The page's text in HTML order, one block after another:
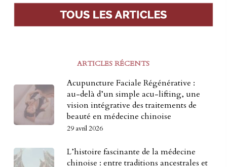
ARTICLES RÉCENTS
Acupuncture Faciale Régénérative :
au-delà d’un simple acu-lifting, une
vision intégrative des traitements de
beauté en médecine chinoise
29 avril 2026
L’histoire fascinante de la médecine
chinoise : entre traditions ancestrales et